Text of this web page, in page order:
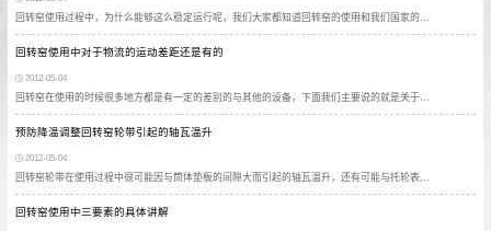
回转窑使用过程中，为什么能够这么稳定运行呢，我们大家都知道回转窑的使用和我们国家的…
回转窑使用中对于物流的运动差距还是有的
2012-05-04
回转窑在使用的时候很多地方都是有一定的差别的与其他的设备，下面我们主要说的就是关于…
预防降温调整回转窑轮带引起的轴瓦温升
2012-05-04
回转窑轮带在使用过程中很可能因与筒体垫板的间隙大而引起的轴瓦温升，还有可能与托轮表…
回转窑使用中三要素的具体讲解